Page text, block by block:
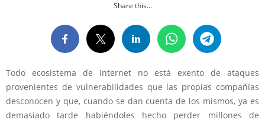
Share this...
Todo ecosistema de Internet no está exento de ataques
provenientes de vulnerabilidades que las propias compañías
desconocen y que, cuando se dan cuenta de los mismos, ya es
demasiado tarde habiéndoles hecho perder millones de